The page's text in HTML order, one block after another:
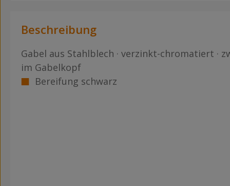
Beschreibung
Gabel aus Stahlblech · verzinkt-chromatiert ·
im Gabelkopf
Bereifung schwarz